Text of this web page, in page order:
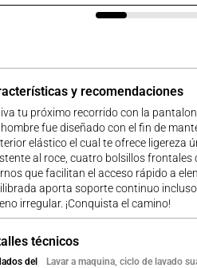
y recomendaciones
tu próximo recorrido con la
fue diseñado con el fin de
elástico el cual te ofrece ligereza
al roce, cuatro bolsillos
que facilitan el acceso rápido a
aporta soporte continuo
irregular. ¡Conquista el camino!
técnicos
del
Lavar a maquina, ciclo de lavado